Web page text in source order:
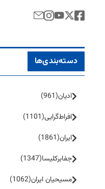
دسته‌بندی‌ها
ادیان(961)
افراط‌گرایی(1101)
ایران(1861)
جفا‌بر‌کلیسا(1347)
مسیحیان ایران(1062)